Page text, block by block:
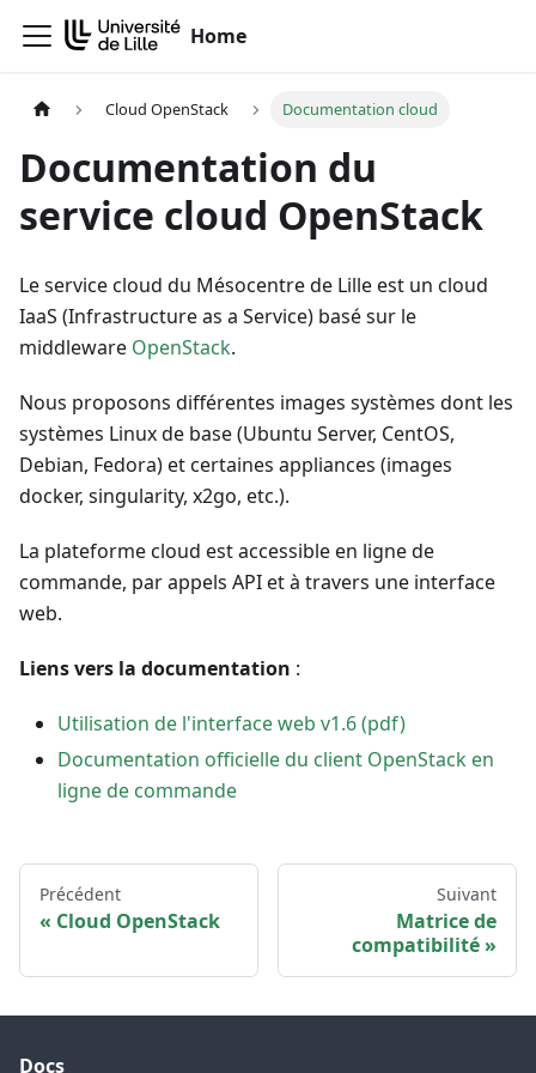
Home
Cloud OpenStack Documentation cloud
Documentation du
service cloud OpenStack
Le service cloud du Mésocentre de Lille est un cloud
IaaS (Infrastructure as a Service) basé sur le
middleware OpenStack.
Nous proposons différentes images systèmes dont les
systèmes Linux de base (Ubuntu Server, CentOS,
Debian, Fedora) et certaines appliances (images
docker, singularity, x2go, etc.).
La plateforme cloud est accessible en ligne de
commande, par appels API et à travers une interface
web.
Liens vers la documentation :
Utilisation de l'interface web v1.6 (pdf)
Documentation officielle du client OpenStack en
ligne de commande
Précédent
Cloud OpenStack
Suivant
Matrice de
compatibilité
Docs